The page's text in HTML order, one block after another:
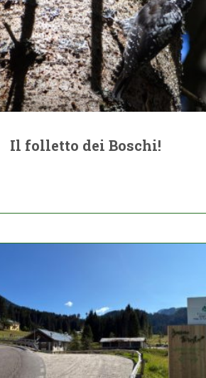
Il folletto dei Boschi!